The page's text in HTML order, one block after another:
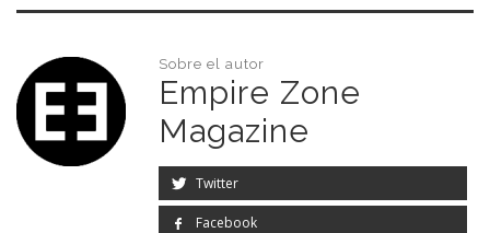
Sobre el autor
Empire Zone
Magazine
Twitter
Facebook